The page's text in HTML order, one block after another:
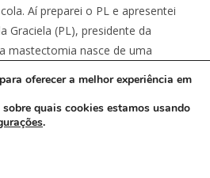
Aí preparei o PL e apresentei
Graciela (PL), presidente da
mastectomia nasce de uma
Porque a comida chegava, as
davam conta de atender todo
Por não conseguir, e nem
ali, abandonada. Essa mulher me
isso e dizendo que
oferecer a melhor experiência em
quais cookies estamos usando
.